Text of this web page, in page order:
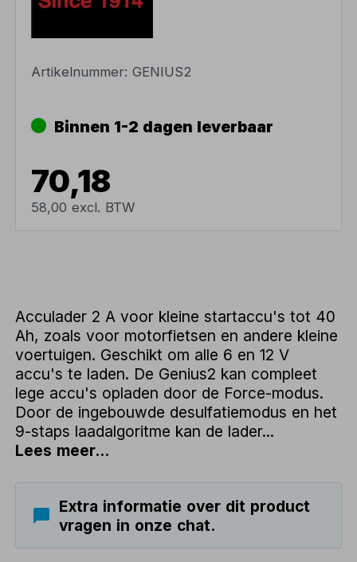
Artikelnummer:GENIUS2
Binnen 1-2 dagen leverbaar
70,18
58,00 excl. BTW
Acculader 2 A voor kleine startaccu's tot 40
Ah, zoals voor motorfietsen en andere kleine
voertuigen. Geschikt om alle 6 en 12 V
accu's te laden. De Genius2 kan compleet
lege accu's opladen door de Force-modus.
Door de ingebouwde desulfatiemodus en het
9-staps laadalgoritme kan de lader...
Lees meer...
Extra informatie over dit product
vragen in onze chat.